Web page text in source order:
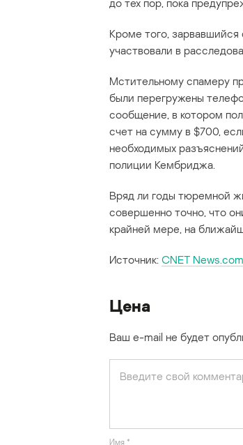
до тех пор, пока
Кроме того,
участвовали в
Мстительному спамеру
были перегружены
сообщение, в котором
счет на сумму в $700,
необходимых
полиции Кембриджа.
Вряд ли годы тюремной
совершенно точно, что
крайней мере, на
Источник: CNET News.com
Цена
Ваш e-mail не будет
Имя *